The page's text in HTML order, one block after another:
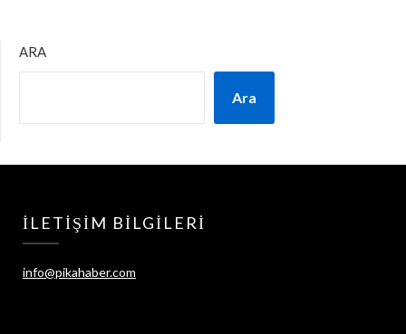
ARA
Ara
İLETIŞIM BILGILERI
info@pikahaber.com